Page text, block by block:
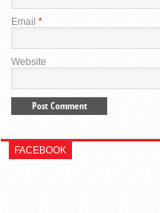
Email *
Website
FACEBOOK